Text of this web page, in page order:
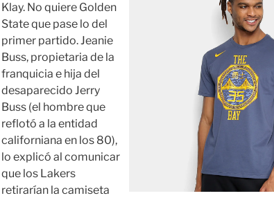
Klay. No quiere Golden
State que pase lo del
primer partido. Jeanie
Buss, propietaria de la
franquicia e hija del
desaparecido Jerry
Buss (el hombre que
reflotó a la entidad
californiana en los 80),
lo explicó al comunicar
que los Lakers
retirarían la camiseta